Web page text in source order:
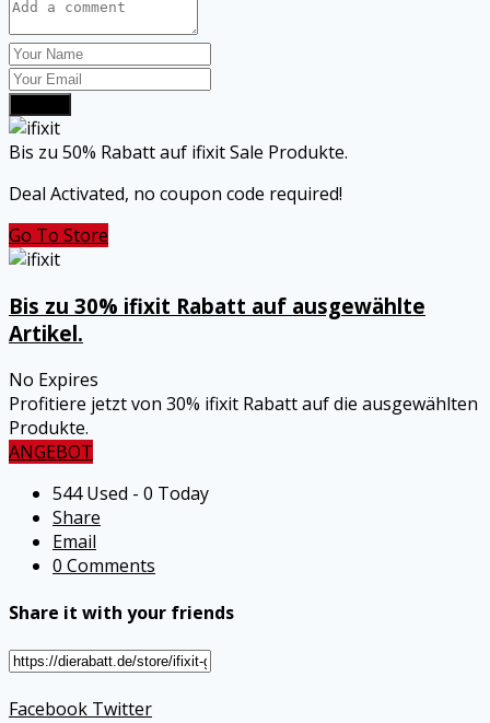
Bis zu 50% Rabatt auf ifixit Sale Produkte.
Deal Activated, no coupon code required!
Go To Store
Bis zu 30% ifixit Rabatt auf ausgewählte
Artikel.
No Expires
Profitiere jetzt von 30% ifixit Rabatt auf die ausgewählten
Produkte.
ANGEBOT
544 Used - 0 Today
Share
Email
0 Comments
Share it with your friends
Facebook Twitter